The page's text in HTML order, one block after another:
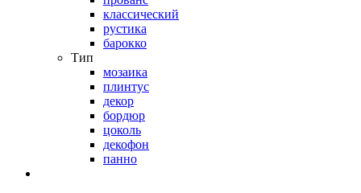
классический
рустика
барокко
Тип
мозаика
плинтус
декор
бордюр
цоколь
декофон
панно